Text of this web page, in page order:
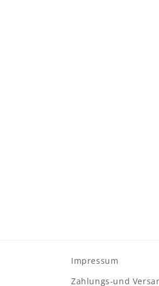
Impressum
Zahlungs-und